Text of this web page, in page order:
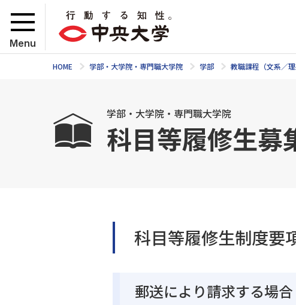
Menu
HOME 学部・大学院・専門職大学院 学部 教職課程（文系／理
学部・大学院・専門職大学院
科目等履修生募
科目等履修生制度要
郵送により請求する場合